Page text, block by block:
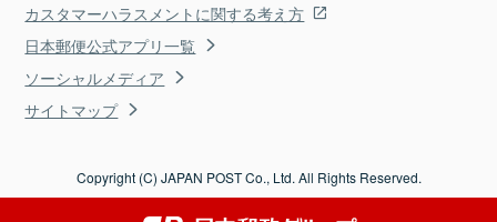
カスタマーハラスメントに関する考え方
日本郵便公式アプリ一覧
ソーシャルメディア
サイトマップ
Copyright (C) JAPAN POST Co., Ltd. All Rights Reserved.